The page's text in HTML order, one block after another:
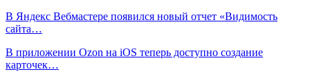
​​В Яндекс Вебмастере появился новый отчет «Видимость
сайта…
В приложении Ozon на iOS теперь доступно создание
карточек…